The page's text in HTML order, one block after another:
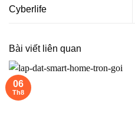
Cyberlife
Bài viết liên quan
06
Th8